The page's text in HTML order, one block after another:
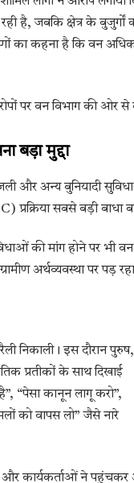
रही है, जबकि क्षेत्र के
का कहना है कि वन
पर वन विभाग की ओर से
बड़ा मुद्दा
और अन्य बुनियादी
प्रक्रिया सबसे बड़ी बाधा
की मांग होने पर भी वन
अर्थव्यवस्था पर पड़
निकाली। इस दौरान पुरुष,
प्रतीकों के साथ दिखाई
“पेसा कानून लागू करो”,
को वापस लो” जैसे नारे
कार्यकर्ताओं ने पहुंचकर